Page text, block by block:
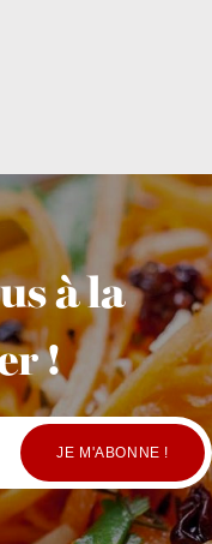
à la
!